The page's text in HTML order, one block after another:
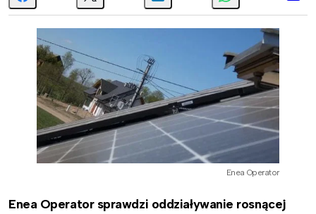
Enea Operator
Enea Operator sprawdzi oddziaływanie rosnącej